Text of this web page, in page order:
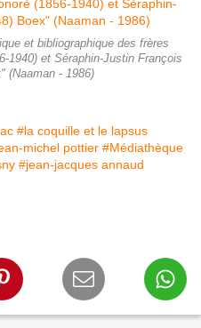
et bibliographique des frères
1940) et Séraphin-Justin François
(Naaman - 1986)
#la coquille et le lapsus
michel pottier #Médiathèque
#jean-jacques annaud